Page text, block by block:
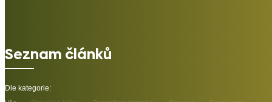
Seznam článků
Dle kategorie: